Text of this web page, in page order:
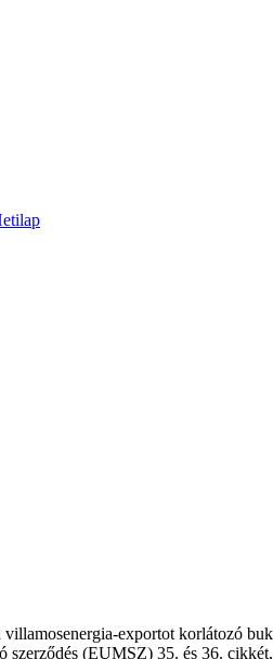
exportot korlátozó
(EUMSZ) 35. és 36.